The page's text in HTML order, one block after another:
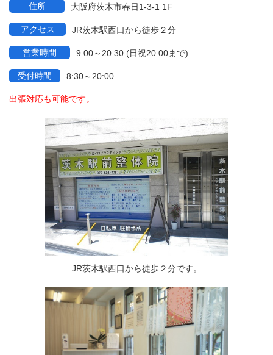
住所 大阪府茨木市春日1-3-1 1F
アクセス JR茨木駅西口から徒歩２分
営業時間 9:00～20:30 (日祝20:00まで)
受付時間 8:30～20:00
出張対応も可能です。
JR茨木駅西口から徒歩２分です。